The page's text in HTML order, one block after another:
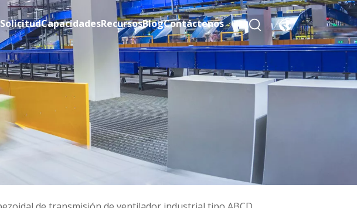
SolicitudCapacidadesRecursosBlogContáctenos